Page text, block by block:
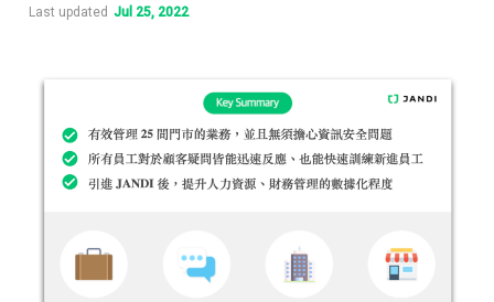
Last updated Jul 25, 2022